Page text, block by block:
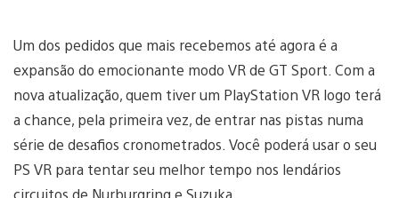
Um dos pedidos que mais recebemos até agora é a
expansão do emocionante modo VR de GT Sport. Com a
nova atualização, quem tiver um PlayStation VR logo terá
a chance, pela primeira vez, de entrar nas pistas numa
série de desafios cronometrados. Você poderá usar o seu
PS VR para tentar seu melhor tempo nos lendários
circuitos de Nurburgring e Suzuka.